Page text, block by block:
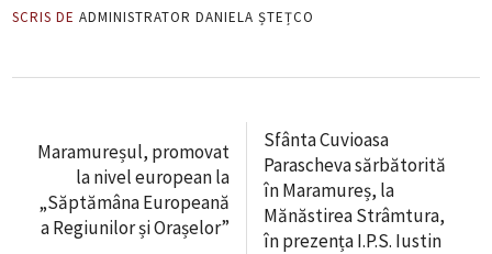
SCRIS DE ADMINISTRATOR DANIELA ȘTEȚCO
Maramureșul, promovat
la nivel european la
„Săptămâna Europeană
a Regiunilor și Orașelor”
Sfânta Cuvioasa
Parascheva sărbătorită
în Maramureș, la
Mănăstirea Strâmtura,
în prezența I.P.S. Iustin